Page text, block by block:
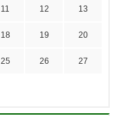
11 12 13
18 19 20
25 26 27